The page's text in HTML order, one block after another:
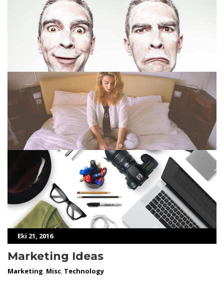
Eki 21, 2016
Marketing Ideas
Marketing, Misc, Technology